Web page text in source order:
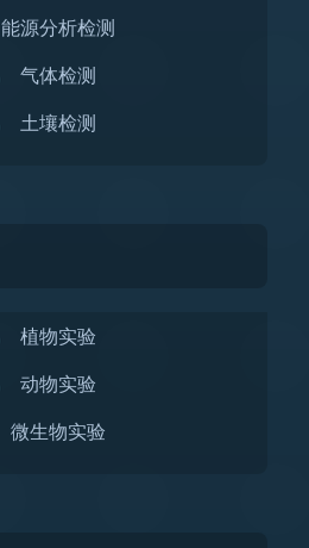
能源分析检测
气体检测
土壤检测
植物实验
动物实验
微生物实验